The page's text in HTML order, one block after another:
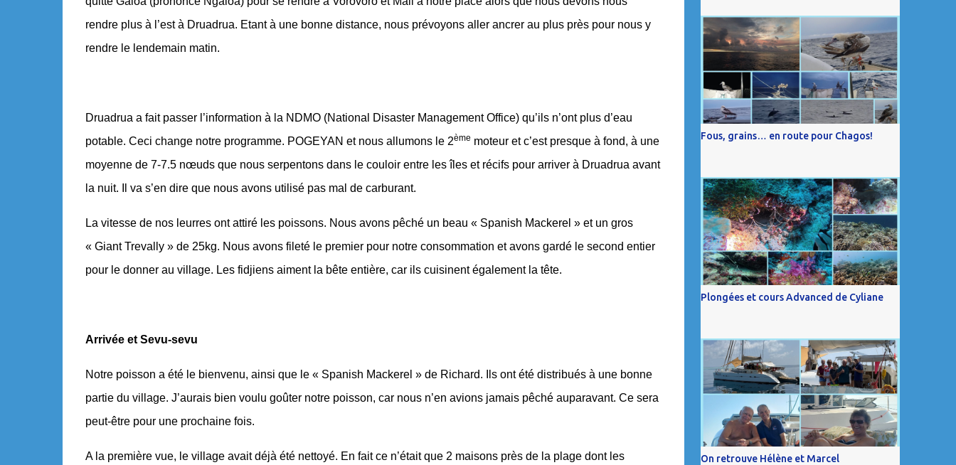
rendre plus à l’est à Druadrua. Etant à une bonne distance, nous prévoyons aller ancrer au plus près pour nous y
rendre le lendemain matin.
Druadrua a fait passer l’information à la NDMO (National Disaster Management Office) qu’ils n’ont plus d’eau
potable. Ceci change notre programme. POGEYAN et nous allumons le 2ème moteur et c’est presque à fond, à une
moyenne de 7-7.5 nœuds que nous serpentons dans le couloir entre les îles et récifs pour arriver à Druadrua avant
la nuit. Il va s’en dire que nous avons utilisé pas mal de carburant.
La vitesse de nos leurres ont attiré les poissons. Nous avons pêché un beau « Spanish Mackerel » et un gros
« Giant Trevally » de 25kg. Nous avons fileté le premier pour notre consommation et avons gardé le second entier
pour le donner au village. Les fidjiens aiment la bête entière, car ils cuisinent également la tête.
Arrivée et Sevu-sevu
Notre poisson a été le bienvenu, ainsi que le « Spanish Mackerel » de Richard. Ils ont été distribués à une bonne
partie du village. J’aurais bien voulu goûter notre poisson, car nous n’en avions jamais pêché auparavant. Ce sera
peut-être pour une prochaine fois.
A la première vue, le village avait déjà été nettoyé. En fait ce n’était que 2 maisons près de la plage dont les
Fous, grains… en route pour Chagos!
Plongées et cours Advanced de Cyliane
On retrouve Hélène et Marcel